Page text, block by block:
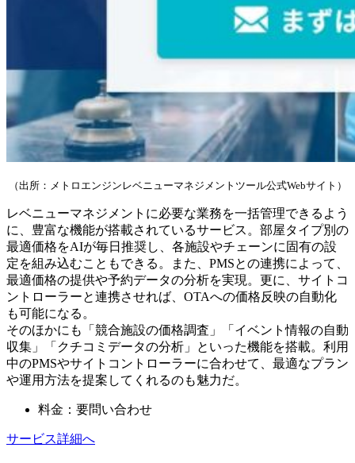
（出所：メトロエンジンレベニューマネジメントツール公式Webサイト）
レベニューマネジメントに必要な業務を一括管理できるよう
に、豊富な機能が搭載されているサービス。部屋タイプ別の
最適価格をAIが毎日推奨し、各施設やチェーンに固有の設
定を組み込むこともできる。また、PMSとの連携によって、
最適価格の提供や予約データの分析を実現。更に、サイトコ
ントローラーと連携させれば、OTAへの価格反映の自動化
も可能になる。
そのほかにも「競合施設の価格調査」「イベント情報の自動
収集」「クチコミデータの分析」といった機能を搭載。利用
中のPMSやサイトコントローラーに合わせて、最適なプラン
や運用方法を提案してくれるのも魅力だ。
料金：要問い合わせ
サービス詳細へ